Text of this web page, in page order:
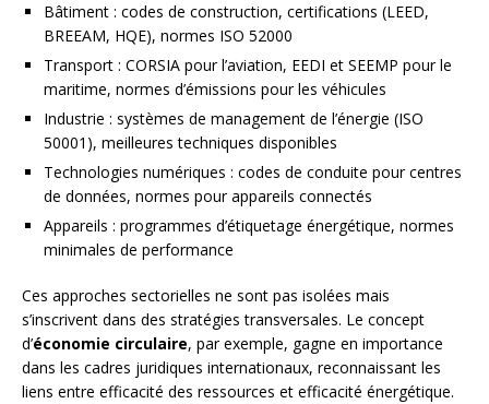
Bâtiment : codes de construction, certifications (LEED,
BREEAM, HQE), normes ISO 52000
Transport : CORSIA pour l’aviation, EEDI et SEEMP pour le
maritime, normes d’émissions pour les véhicules
Industrie : systèmes de management de l’énergie (ISO
50001), meilleures techniques disponibles
Technologies numériques : codes de conduite pour centres
de données, normes pour appareils connectés
Appareils : programmes d’étiquetage énergétique, normes
minimales de performance
Ces approches sectorielles ne sont pas isolées mais
s’inscrivent dans des stratégies transversales. Le concept
d’économie circulaire, par exemple, gagne en importance
dans les cadres juridiques internationaux, reconnaissant les
liens entre efficacité des ressources et efficacité énergétique.